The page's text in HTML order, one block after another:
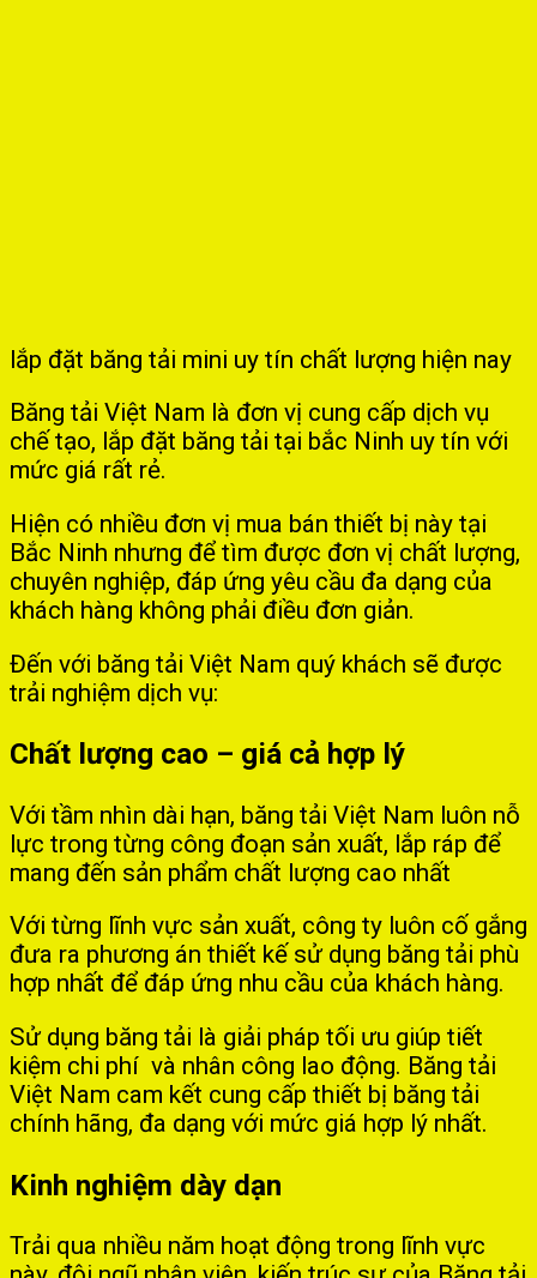
lắp đặt băng tải mini uy tín chất lượng hiện nay
Băng tải Việt Nam là đơn vị cung cấp dịch vụ
chế tạo, lắp đặt băng tải tại bắc Ninh uy tín với
mức giá rất rẻ.
Hiện có nhiều đơn vị mua bán thiết bị này tại
Bắc Ninh nhưng để tìm được đơn vị chất lượng,
chuyên nghiệp, đáp ứng yêu cầu đa dạng của
khách hàng không phải điều đơn giản.
Đến với băng tải Việt Nam quý khách sẽ được
trải nghiệm dịch vụ:
Chất lượng cao – giá cả hợp lý
Với tầm nhìn dài hạn, băng tải Việt Nam luôn nỗ
lực trong từng công đoạn sản xuất, lắp ráp để
mang đến sản phẩm chất lượng cao nhất
Với từng lĩnh vực sản xuất, công ty luôn cố gắng
đưa ra phương án thiết kế sử dụng băng tải phù
hợp nhất để đáp ứng nhu cầu của khách hàng.
Sử dụng băng tải là giải pháp tối ưu giúp tiết
kiệm chi phí và nhân công lao động. Băng tải
Việt Nam cam kết cung cấp thiết bị băng tải
chính hãng, đa dạng với mức giá hợp lý nhất.
Kinh nghiệm dày dạn
Trải qua nhiều năm hoạt động trong lĩnh vực